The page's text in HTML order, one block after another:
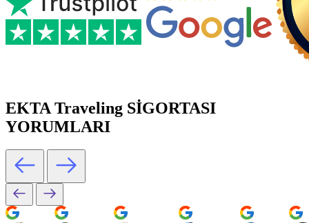
EKTA Traveling SİGORTASI
YORUMLARI